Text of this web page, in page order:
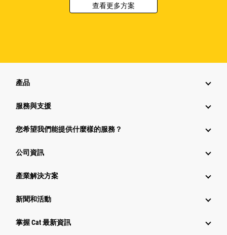
查看更多方案
產品
服務與支援
您希望我們能提供什麼樣的服務？
公司資訊
產業解決方案
新聞和活動
掌握 Cat 最新資訊